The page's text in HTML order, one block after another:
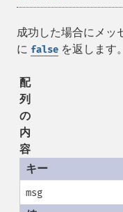
成功した場合にメッ
に false を返します。
配
列
の
内
容
msg